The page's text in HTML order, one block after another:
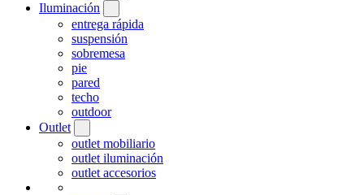
Iluminación
entrega rápida
suspensión
sobremesa
pie
pared
techo
outdoor
Outlet
outlet mobiliario
outlet iluminación
outlet accesorios